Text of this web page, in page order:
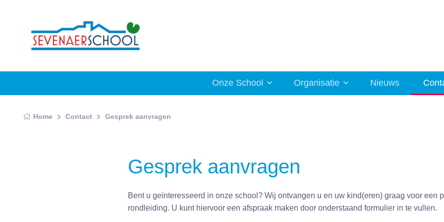
Onze School Organisatie Nieuws
Home Contact Gesprek aanvragen
Gesprek aanvragen
Bent u geïnteresseerd in onze school? Wij ontvangen u en uw kind(eren) graag voor een
rondleiding. U kunt hiervoor een afspraak maken door onderstaand formulier in te vullen.